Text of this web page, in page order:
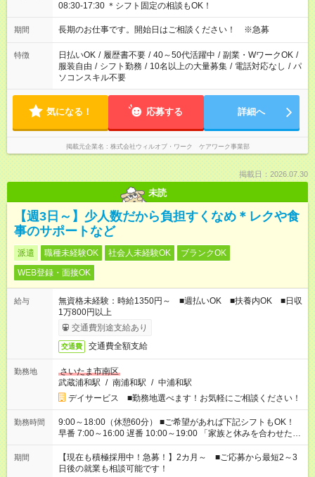
08:30-17:30 ＊シフト固定の相談もOK！
期間 長期のお仕事です。開始日はご相談ください！ ※急募
特徴 日払いOK / 履歴書不要 / 40～50代活躍中 / 副業・WワークOK /
服装自由 / シフト勤務 / 10名以上の大量募集 / 電話対応なし / パ
ソコンスキル不要
気になる！ 応募する 詳細へ
掲載元企業名 株式会社ウィルオブ・ワーク ケアワーク事業部
掲載日：2026.07.30
未読
【週3日～】少人数だから負担すくなめ＊レクや食
事のサポートなど
派遣 職種未経験OK 社会人未経験OK
ブランクOK
WEB登録・面接OK
給与
無資格未経験：時給1350円～ ■週払いOK ■扶養内OK ■日収
1万800円以上
交通費別途支給あり
交通費 交通費全額支給
勤務地
さいたま市南区
武蔵浦和駅 / 南浦和駅 / 中浦和駅
デイサービス ■勤務地選べます！お気軽にご相談ください！
勤務時間
9:00～18:00（休憩60分） ■ご希望があれば下記シフトもOK！
早番 7:00～16:00 遅番 10:00～19:00 「家族と休みを合わせた
い」 「余裕を持って夕飯の準備がしたい」 「できれば残業はし
たくない」 など、ご希望を教えてくださいね。 ※Wワーク希望
の方へ 今ご覧のお仕事で希望する勤務時間と、もう1つのお仕事
期間
【現在も積極採用中！急募！】2カ月～ ■ご応募から最短2～3
日後の就業も相談可能です！